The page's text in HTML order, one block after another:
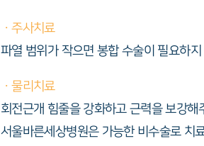
ㆍ주사치료
파열 범위가 작으면 봉합 수술이 필요하
ㆍ물리치료
회전근개 힘줄을 강화하고 근력을 보강
서울바른세상병원은 가능한 비수술로 치